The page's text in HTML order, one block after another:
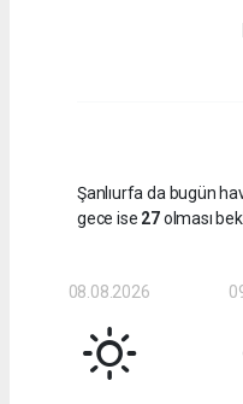
Şanlıurfa da bugün
gece ise 27olması
08.08.2026